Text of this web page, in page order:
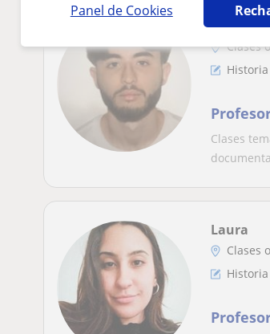
Panel de Cookies
Carlos
Clases
Clases
Laura
Clases